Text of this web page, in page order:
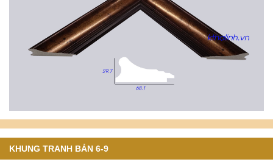
KHUNG TRANH BẢN 6-9